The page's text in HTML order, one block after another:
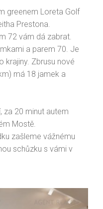
greenem Loreta Golf
Prestona.
72 vám dá zabrat.
a parem 70. Je
krajiny. Zbrusu nové
má 18 jamek a
za 20 minut autem
Mostě.
zašleme vážnému
schůzku s vámi v